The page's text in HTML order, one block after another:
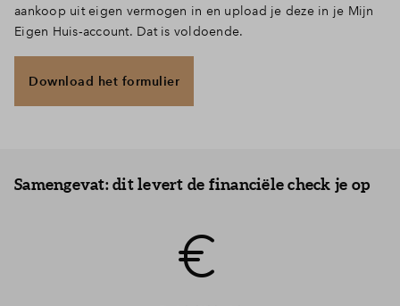
aankoop uit eigen vermogen in en upload je deze in je Mijn
Eigen Huis‑account. Dat is voldoende.
Download het formulier
Samengevat: dit levert de financiële check je op